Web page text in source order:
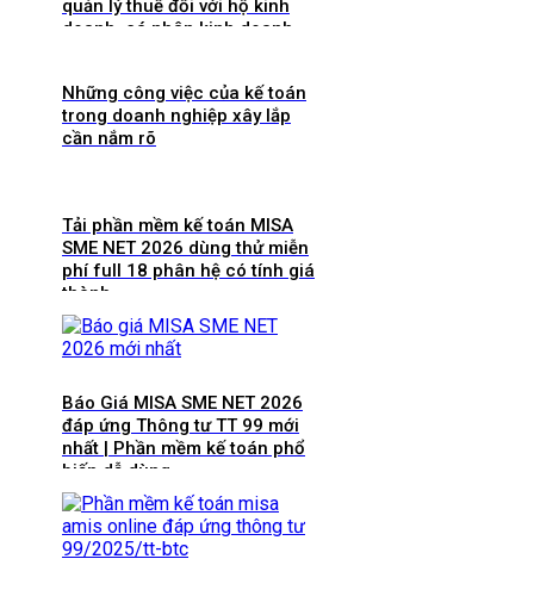
quản lý thuế đối với hộ kinh
doanh, cá nhân kinh doanh
Những công việc của kế toán
trong doanh nghiệp xây lắp
cần nắm rõ
Tải phần mềm kế toán MISA
SME NET 2026 dùng thử miễn
phí full 18 phân hệ có tính giá
thành
Báo Giá MISA SME NET 2026
đáp ứng Thông tư TT 99 mới
nhất | Phần mềm kế toán phổ
biến dễ dùng